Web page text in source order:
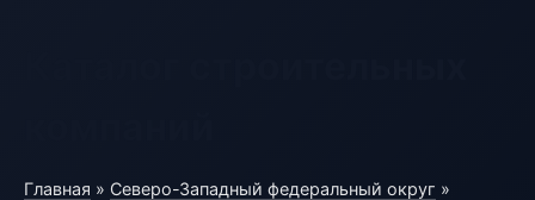
Главная » Северо-Западный федеральный округ »